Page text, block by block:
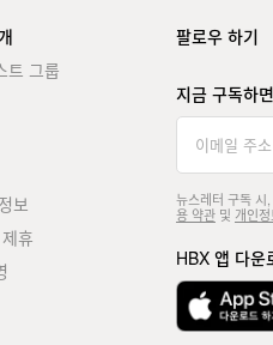
트 그룹
보
휴
팔로우 하기
지금 구독하
뉴스레터 구독 시
용 약관및 개인
HBX 앱 다운